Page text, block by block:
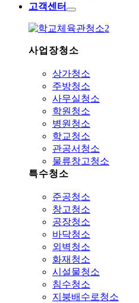
고객센터
사업장청소
상가청소
주방청소
사무실청소
학원청소
병원청소
학교청소
관공서청소
물류창고청소
특수청소
준공청소
창고청소
공장청소
바닥청소
외벽청소
화재청소
시설물청소
침수청소
지붕배수로청소